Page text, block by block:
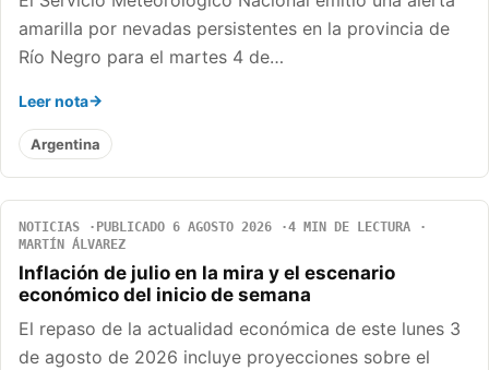
amarilla por nevadas persistentes en la provincia de
Río Negro para el martes 4 de…
Leer nota
Argentina
NOTICIAS PUBLICADO 6 AGOSTO 2026
4 MIN DE LECTURA
MARTÍN ÁLVAREZ
Inflación de julio en la mira y el escenario
económico del inicio de semana
El repaso de la actualidad económica de este lunes 3
de agosto de 2026 incluye proyecciones sobre el